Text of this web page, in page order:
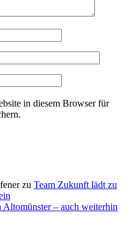
in diesem Browser für
zu Team Zukunft lädt zu
Altomünster – auch weiterhin